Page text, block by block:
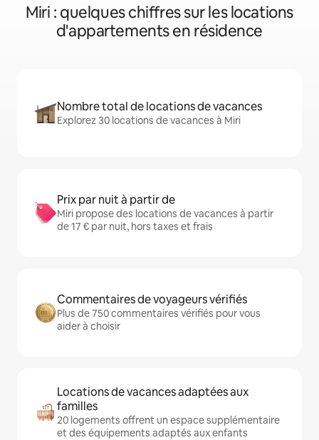
Miri : quelques chiffres sur les locations
d'appartements en résidence
Nombre total de locations de vacances
Explorez 30 locations de vacances à Miri
Prix par nuit à partir de
Miri propose des locations de vacances à partir
de 17 € par nuit, hors taxes et frais
Commentaires de voyageurs vérifiés
Plus de 750 commentaires vérifiés pour vous
aider à choisir
Locations de vacances adaptées aux
familles
20 logements offrent un espace supplémentaire
et des équipements adaptés aux enfants